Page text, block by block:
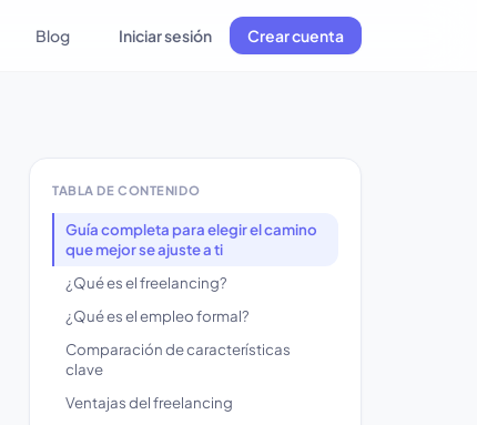
Blog Iniciar sesión Crear cuenta
TABLA DE CONTENIDO
Guía completa para elegir el camino
que mejor se ajuste a ti
¿Qué es el freelancing?
¿Qué es el empleo formal?
Comparación de características
clave
Ventajas del freelancing